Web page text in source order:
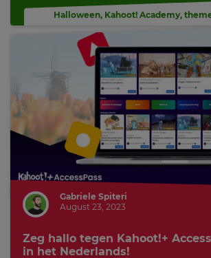
Halloween, Kahoot! Academy,
Gabriele Spiteri
August 23, 2023
Zeg hallo tegen Kahoot!+
in het Nederlands!